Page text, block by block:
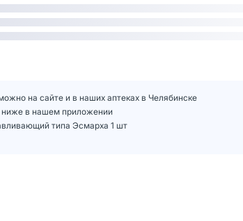
на сайте и в наших аптеках в Челябинске
ниже в нашем приложении
типа Эсмарха 1 шт